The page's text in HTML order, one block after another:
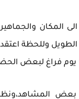
المكان
وللحظة
يوم فراغ لبعض